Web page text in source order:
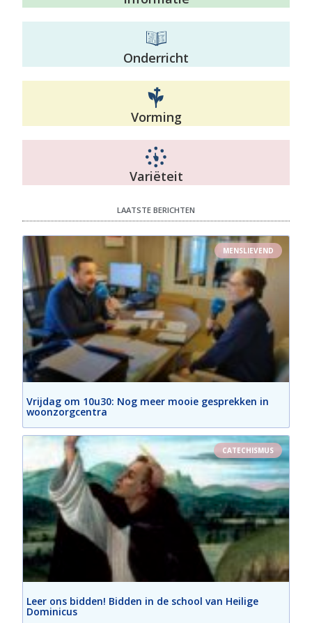
Onderricht
Vorming
Variëteit
LAATSTE BERICHTEN
MENSLIEVEND
Vrijdag om 10u30: Nog meer mooie gesprekken in
woonzorgcentra
CATECHISMUS
Leer ons bidden! Bidden in de school van Heilige
Dominicus